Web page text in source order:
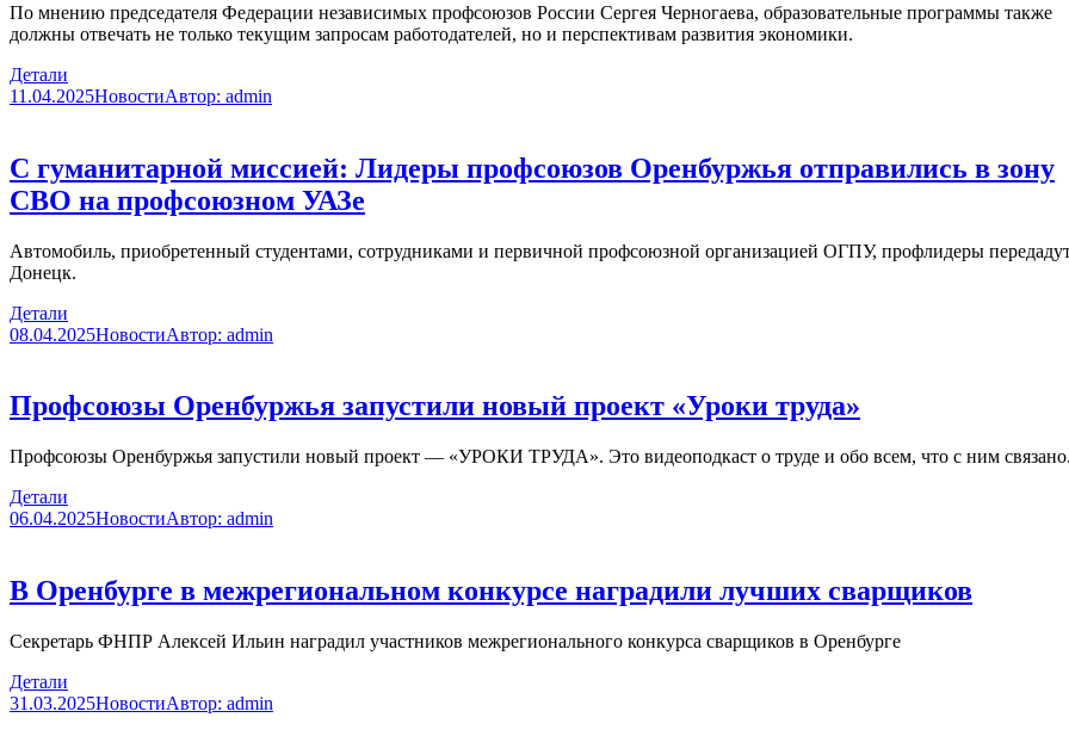
По мнению председателя Федерации независимых профсоюзов России Сергея Черногаева, образовательные программы также
должны отвечать не только текущим запросам работодателей, но и перспективам развития экономики.
Детали
11.04.2025НовостиАвтор: admin
С гуманитарной миссией: Лидеры профсоюзов Оренбуржья отправились в зону
СВО на профсоюзном УАЗе
Автомобиль, приобретенный студентами, сотрудниками и первичной профсоюзной организацией ОГПУ, профлидеры
Донецк.
Детали
08.04.2025НовостиАвтор: admin
Профсоюзы Оренбуржья запустили новый проект «Уроки труда»
Профсоюзы Оренбуржья запустили новый проект — «УРОКИ ТРУДА». Это видеоподкаст о труде и обо всем, что с ним
Детали
06.04.2025НовостиАвтор: admin
В Оренбурге в межрегиональном конкурсе наградили лучших сварщиков
Секретарь ФНПР Алексей Ильин наградил участников межрегионального конкурса сварщиков в Оренбурге
Детали
31.03.2025НовостиАвтор: admin